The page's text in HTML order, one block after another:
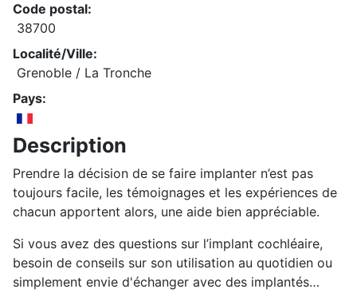
Code postal:
38700
Localité/Ville:
Grenoble / La Tronche
Pays:
Description
Prendre la décision de se faire implanter n’est pas
toujours facile, les témoignages et les expériences de
chacun apportent alors, une aide bien appréciable.
Si vous avez des questions sur l’implant cochléaire,
besoin de conseils sur son utilisation au quotidien ou
simplement envie d'échanger avec des implantés…